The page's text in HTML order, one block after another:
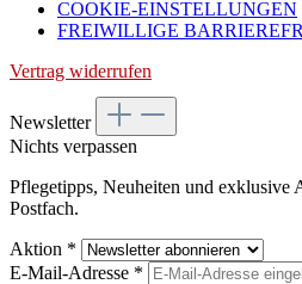
COOKIE-EINSTELLUNGEN
FREIWILLIGE
Vertrag widerrufen
Newsletter
Nichts verpassen
Pflegetipps, Neuheiten und
Postfach.
Aktion *
E-Mail-Adresse *